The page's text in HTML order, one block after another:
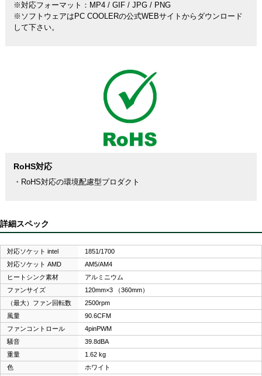
※対応フォーマット：MP4 / GIF / JPG / PNG
※ソフトウェアはPC COOLERの公式WEBサイトからダウンロード
して下さい。
RoHS対応
・RoHS対応の環境配慮型プロダクト
詳細スペック
対応ソケット intel
1851/1700
対応ソケット AMD
AM5/AM4
ヒートシンク素材
アルミニウム
ファンサイズ
120mm×3 （360mm）
（最大）ファン回転数
2500rpm
風量
90.6CFM
ファンコントロール
4pinPWM
騒音
39.8dBA
重量
1.62 kg
色
ホワイト